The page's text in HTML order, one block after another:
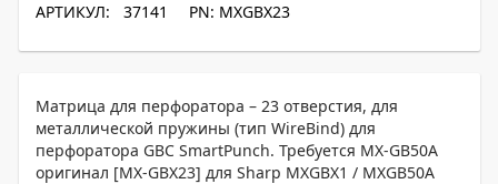
АРТИКУЛ: 37141 PN: MXGBX23
Матрица для перфоратора – 23 отверстия, для
металлической пружины (тип WireBind) для
перфоратора GBC SmartPunch. Требуется MX-GB50A
оригинал [MX-GBX23] для Sharp MXGBX1 / MXGB50A